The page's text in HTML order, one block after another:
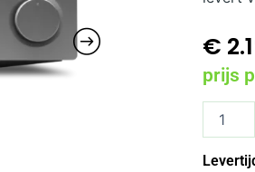
€
prijs
Audio
aantal